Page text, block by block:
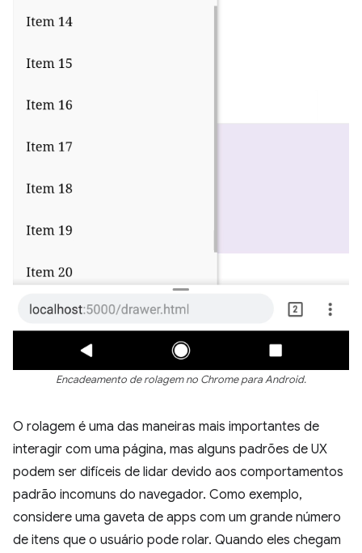
Encadeamento de rolagem no Chrome para Android.
O rolagem é uma das maneiras mais importantes de
interagir com uma página, mas alguns padrões de UX
podem ser difíceis de lidar devido aos comportamentos
padrão incomuns do navegador. Como exemplo,
considere uma gaveta de apps com um grande número
de itens que o usuário pode rolar. Quando eles chegam